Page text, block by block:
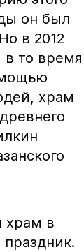
он был
в 2012
в то время
храм
храм в